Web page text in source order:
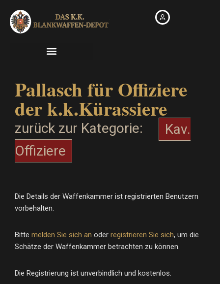
Zum
Pallasch für Offiziere
der k.k.Kürassiere
zurück zur Kategorie:
Kav.
Offiziere
Die Details der Waffenkammer ist registrierten Benutzern
vorbehalten.
Bitte melden Sie sich an oder registrieren Sie sich, um die
Schätze der Waffenkammer betrachten zu können.
Die Registrierung ist unverbindlich und kostenlos.